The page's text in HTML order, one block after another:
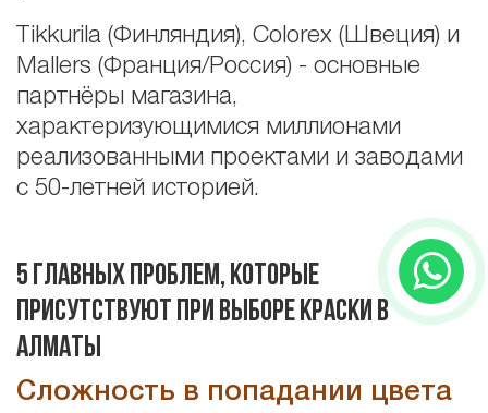
Tikkurila (Финляндия), Colorex (Швеция) и
Mallers (Франция/Россия) - основные
партнёры магазина,
характеризующимися миллионами
реализованными проектами и заводами
с 50-летней историей.
5 главных проблем, которые
присутствуют при выборе краски в
Алматы
Сложность в попадании цвета